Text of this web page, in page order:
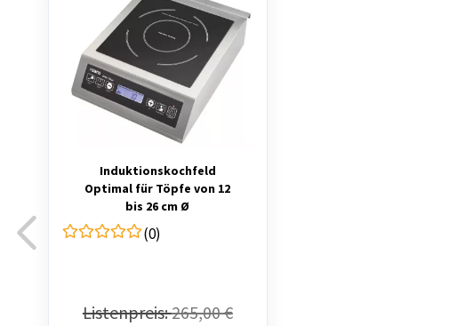
Induktionskochfeld
Optimal für Töpfe von 12
bis 26 cm Ø
(0)
Listenpreis:265,00 €